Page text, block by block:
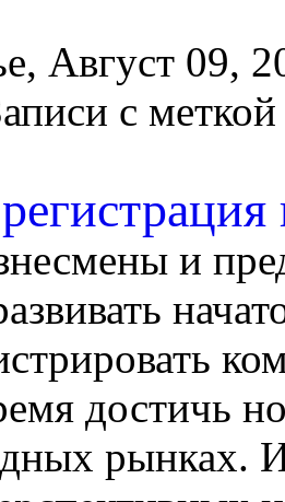
Август 09,
с
и
достичь
рынках.